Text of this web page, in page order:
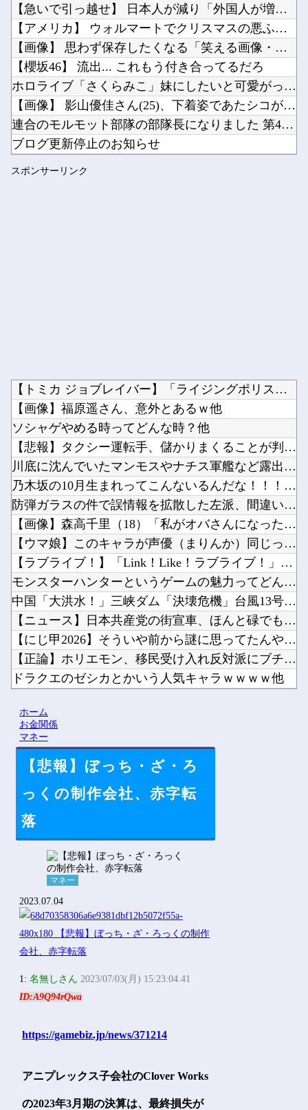
Powered by livedoor 相互RSS
【急いで引っ越せ】 日本人が減り「外国人が増えた」市区町村ラ...
【アメリカ】 ウォルマートでクリスマスの悪ふざけが騒動に サ...
【画像】 思わず保存したくなる「笑える画像・最高な画像」貼っ...
【櫻坂46】 流出... これもう付き合ってるだろ
ホロライブ「さくらみこ」妹にしたいと可愛がっていた後輩の水宮...
【画像】 影山優佳さん(25)、下着姿であたシコが止まらない
連合のモルモット部隊の部隊長になりました 第45話
ブログ更新停止のお知らせ
福永調教師、馬券購入者を軽んじる発言
スポンサーリンク
【トミカ ジョブレイバー】「ライジングポリスブレイバーZER...
【画像】福原遥さん、意外とあるｗ他
ソシャゲやめる時ってどんな時？他
【悲報】タクシー運転手、儲かりまくることが判明ｗｗｗｗｗｗｗ...
川底に沈んでいたマンモスやナチス軍艦など露出、熱波でドナウ川...
乃木坂の10月生まれってこんないるんだな！！！【乃木坂46】...
防弾ガラスの件で誤情報を拡散した左派、間違いを指摘されても頑...
【画像】森高千里（18）「私がオバさんになったらミニスカート...
【ウマ娘】このキャラが声優（まりんか）同じってマジ！？←「ス...
【ラブライブ！】「Link！Like！ラブライブ！」運営チー...
モンスターハンターというゲームの魅力ってどんな部分だと思う？...
中国「大洪水！」三峡ダム「決壊危機」台風13号「三峡直撃確定...
【ニュース】日本共産党の街宣車、ほんと碌でもないな他
【にじ甲2026】そういや前から謎に思ってたんやがなんでマド...
【正論】ホリエモン、移民受け入れ反対派にブチギレ→スタジオ誰...
ドラクエのゼシカとかいう人気キャラｗｗｗｗ他
Powered by livedoor 相互RSS
ホーム
お金関係
マネー
【悲報】ぼっち・ざ・ろ
っくの制作会社、赤字転
落
マネー
2023.07.04
1:名無しさん 2023/07/03(月) 15:23:04.41
ID:A9Q94rQwa
https://gamebiz.jp/news/371214
アニプレックス子会社のClover Works
の2023年3月期の決算は、最終損失が